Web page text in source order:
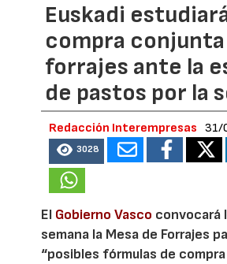
Euskadi
compra
forrajes ante la
de pastos por la
Redacción Interempresas 31/
3028
El Gobierno Vasco convocará
semana la Mesa de Forrajes
“posibles fórmulas de